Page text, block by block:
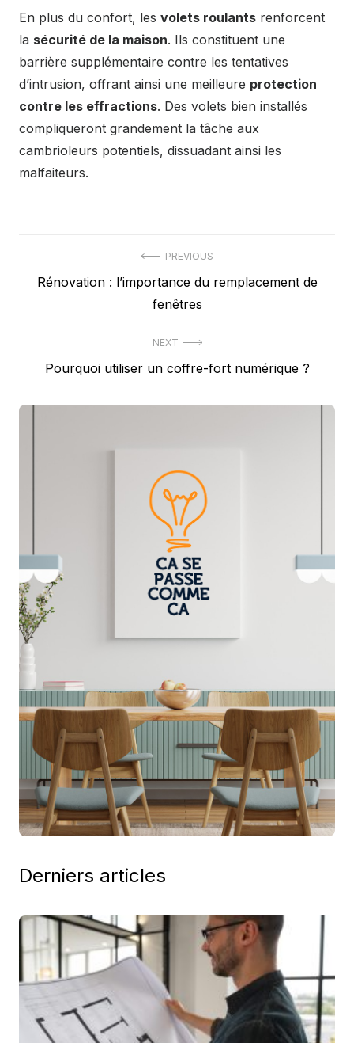
En plus du confort, les volets roulants renforcent
la sécurité de la maison. Ils constituent une
barrière supplémentaire contre les tentatives
d’intrusion, offrant ainsi une meilleure protection
contre les effractions. Des volets bien installés
compliqueront grandement la tâche aux
cambrioleurs potentiels, dissuadant ainsi les
malfaiteurs.
de
PREVIOUS
Previous
Rénovation : l’importance du remplacement de
fenêtres
NEXT
Next
Pourquoi utiliser un coffre-fort numérique ?
Derniers articles